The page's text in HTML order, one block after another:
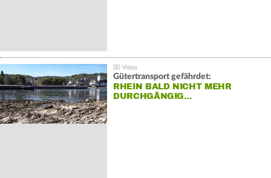
Gütertransport gefährdet:
RHEIN BALD NICHT MEHR
DURCHGÄNGIG…